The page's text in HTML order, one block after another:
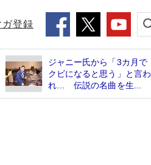
ガ登録
ジャニー氏から「3カ月で
クビになると思う」と言わ
れ… 伝説の名曲を生...